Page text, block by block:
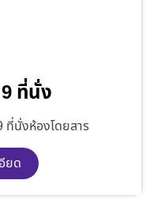
ที่นั่ง
ที่นั่งห้องโดยสาร
ยด